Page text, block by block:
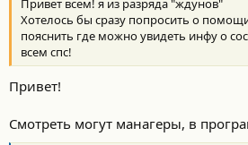
и
:
Привет всем! я из разряда "ждунов"
Хотелось бы сразу попросить о
пояснить где можно увидеть инфу о
всем спс!
Привет!
Смотреть могут манагеры, в